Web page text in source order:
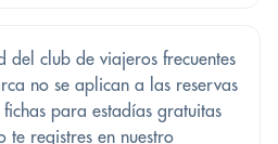
del club de viajeros frecuentes
no se aplican a las reservas
para estadías gratuitas
te registres en nuestro